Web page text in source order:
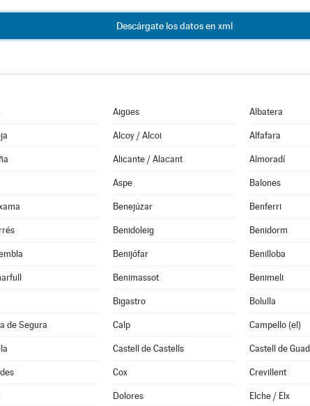
Descárgate los datos en xml
Aigües Albatera
Alcoy / Alcoi Alfafara
Alicante / Alacant Almoradí
Aspe Balones
Benejúzar Benferri
Benidoleig Benidorm
Benijófar Benilloba
Benimassot Benimeli
Bigastro Bolulla
de Segura Calp Campello (el)
Castell de Castells Castell de
Cox Crevillent
Dolores Elche / Elx